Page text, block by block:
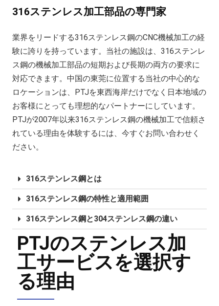
316ステンレス加工部品の専門家
業界をリードする316ステンレス鋼のCNC機械加工の経
験に誇りを持っています。当社の施設は、316ステンレ
ス鋼の機械加工部品の短期および長期の両方の要求に
対応できます。中国の東莞に位置する当社の中心的な
ロケーションは、PTJを東西海岸だけでなく日本地域の
お客様にとっても理想的なパートナーにしています。
PTJが2007年以来316ステンレス鋼の機械加工で信頼さ
れている理由を体験するには、今すぐお問い合わせく
ださい。
316ステンレス鋼とは
316ステンレス鋼の特性と適用範囲
316ステンレス鋼と304ステンレス鋼の違い
PTJのステンレス加
工サービスを選択す
る理由